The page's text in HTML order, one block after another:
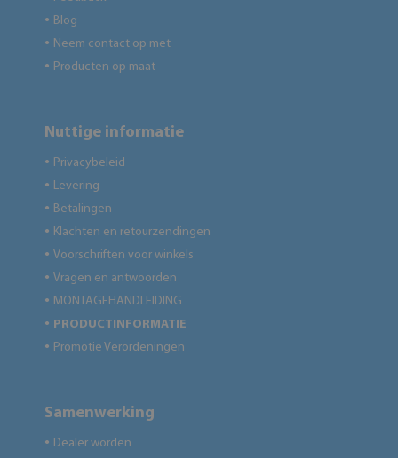
● Blog
● Neem contact op met
● Producten op maat
Nuttige informatie
● Privacybeleid
● Levering
● Betalingen
● Klachten en retourzendingen
● Voorschriften voor winkels
● Vragen en antwoorden
● MONTAGEHANDLEIDING
● PRODUCTINFORMATIE
● Promotie Verordeningen
Samenwerking
● Dealer worden